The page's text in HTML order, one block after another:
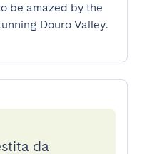
be amazed by the
Douro Valley.
da